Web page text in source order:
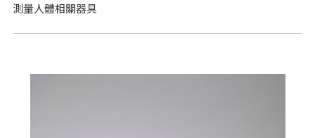
測量人體相關器具